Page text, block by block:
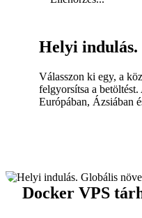
Helyi indulás.
Válasszon ki egy, a
felgyorsítsa a
Európában, Ázsiában
Docker VPS